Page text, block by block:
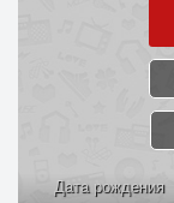
Дата рождения